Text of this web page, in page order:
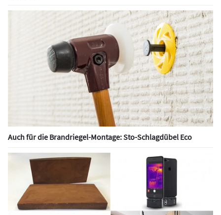
Auch für die Brandriegel-Montage: Sto-Schlagdübel Eco